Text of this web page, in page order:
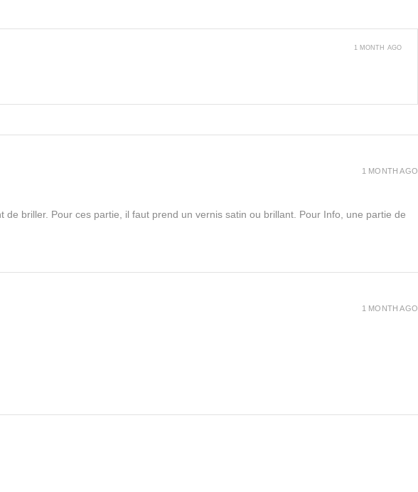
1 MONTH AGO
briller. Pour ces partie, il faut prend un vernis satin ou brillant. Pour Info, une partie de
1 MONTH AGO
1 MONTH AGO